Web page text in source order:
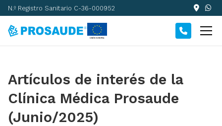
N.º Registro Sanitario C-36-000952
Artículos de interés de la
Clínica Médica Prosaude
(Junio/2025)